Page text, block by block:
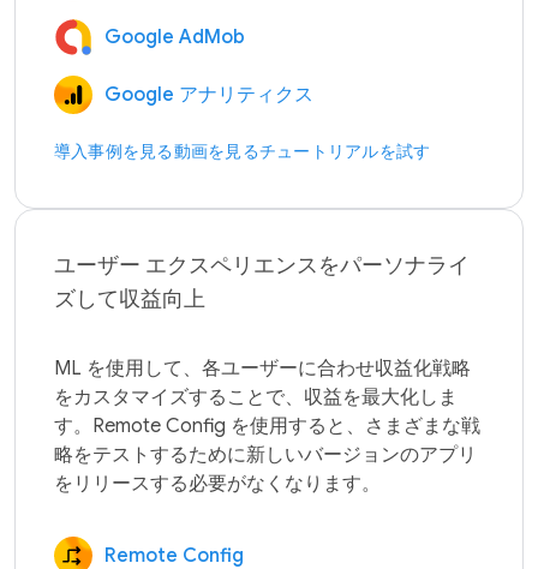
Google AdMob
Google アナリティクス
導入事例を見る動画を見るチュートリアルを試す
ユーザー エクスペリエンスをパーソナライ
ズして収益向上
ML を使用して、各ユーザーに合わせ収益化戦略
をカスタマイズすることで、収益を最大化しま
す。Remote Config を使用すると、さまざまな戦
略をテストするために新しいバージョンのアプリ
Remote Config